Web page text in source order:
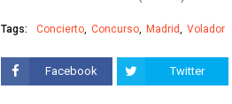
Tags: Concierto Concurso Madrid Volador
Facebook Twitter